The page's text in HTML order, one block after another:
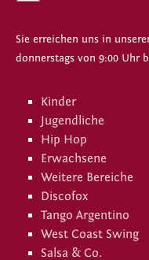
Sie erreichen uns in
donnerstags von 9:00 Uhr
Kinder
Jugendliche
Hip Hop
Erwachsene
Weitere Bereiche
Discofox
Tango Argentino
West Coast Swing
Salsa & Co.